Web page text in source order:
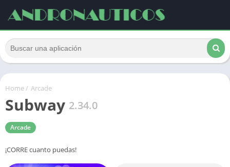
Home/ Arcade
Subway 2.34.0
Arcade
¡CORRE cuanto puedas!